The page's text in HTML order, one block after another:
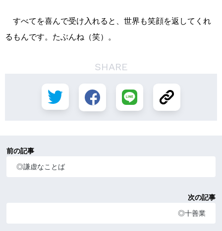
すべてを喜んで受け入れると、世界も笑顔を返してくれ
るもんです。たぶんね（笑）。
SHARE
前の記事
◎謙虚なことば
次の記事
◎十善業